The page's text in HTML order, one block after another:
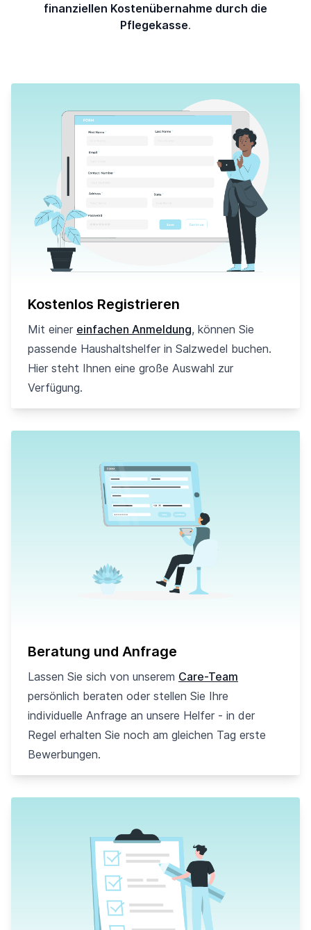
finanziellen Kostenübernahme durch die
Pflegekasse.
Kostenlos Registrieren
Mit einer einfachen Anmeldung, können Sie
passende Haushaltshelfer in Salzwedel buchen.
Hier steht Ihnen eine große Auswahl zur
Verfügung.
Beratung und Anfrage
Lassen Sie sich von unserem Care-Team
persönlich beraten oder stellen Sie Ihre
individuelle Anfrage an unsere Helfer - in der
Regel erhalten Sie noch am gleichen Tag erste
Bewerbungen.